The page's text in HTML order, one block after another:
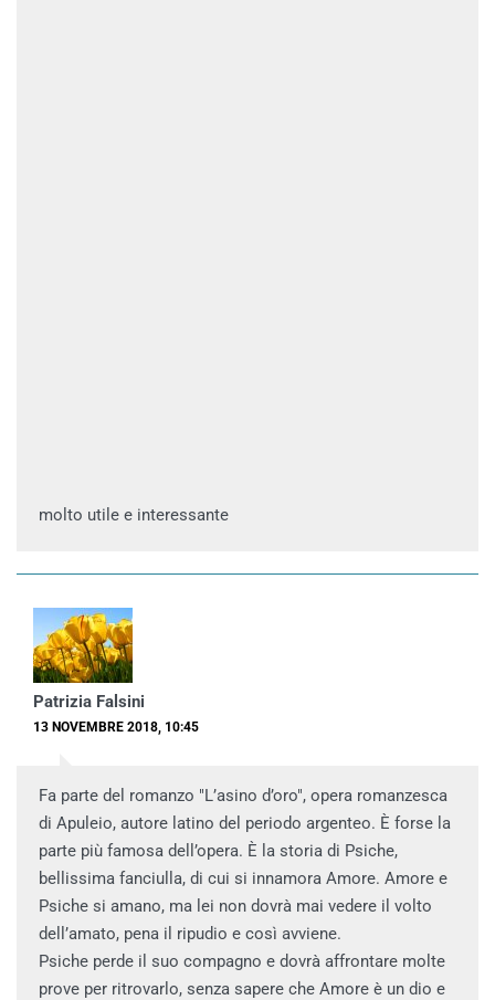
molto utile e interessante
Patrizia Falsini
13 NOVEMBRE 2018, 10:45
Fa parte del romanzo "L’asino d’oro", opera romanzesca
di Apuleio, autore latino del periodo argenteo. È forse la
parte più famosa dell’opera. È la storia di Psiche,
bellissima fanciulla, di cui si innamora Amore. Amore e
Psiche si amano, ma lei non dovrà mai vedere il volto
dell’amato, pena il ripudio e così avviene.
Psiche perde il suo compagno e dovrà affrontare molte
prove per ritrovarlo, senza sapere che Amore è un dio e